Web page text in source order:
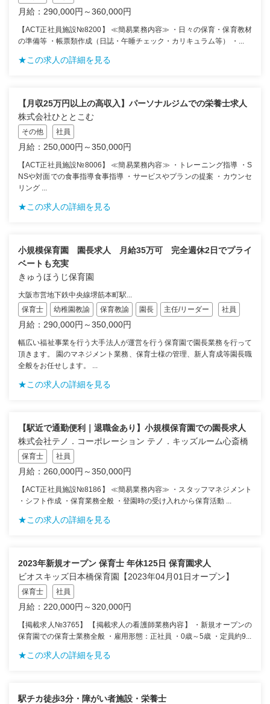
月給：290,000円～360,000円
【ACT正社員施設№8200】 ≪簡易業務内容≫ ・日々の保育・保育教材
の準備等 ・帳票類作成（日誌・午睡チェック・カリキュラム等） ・...
★この求人の詳細を見る
【月収25万円以上の高収入】パーソナルジムでの栄養士求人
株式会社ひととこむ
その他 社員
月給：250,000円～350,000円
【ACT正社員施設№8006】 ≪簡易業務内容≫ ・トレーニング指導 ・S
NSや対面での食事指導食事指導 ・サービスやプランの提案 ・カウンセ
リング ...
★この求人の詳細を見る
小規模保育園 園長求人 月給35万可 完全週休2日でプライ
ベートも充実
きゅうほうじ保育園
大阪市営地下鉄中央線堺筋本町駅...
保育士
幼稚園教諭 保育教諭 園長 主任/リーダー 社員
月給：290,000円～350,000円
幅広い福祉事業を行う大手法人が運営を行う保育園で園長業務を行って
頂きます。 園のマネジメント業務、保育士様の管理、新人育成等園長職
全般をお任せします。 ...
★この求人の詳細を見る
【駅近で通勤便利｜退職金あり】小規模保育園での園長求人
株式会社テノ．コーポレーション テノ．キッズルーム心斎橋
保育士 社員
月給：260,000円～350,000円
【ACT正社員施設№8186】 ≪簡易業務内容≫ ・スタッフマネジメント
・シフト作成 ・保育業務全般 ・登園時の受け入れから保育活動 ...
★この求人の詳細を見る
2023年新規オープン 保育士 年休125日 保育園求人
ビオスキッズ日本橋保育園【2023年04月01日オープン】
保育士 社員
月給：220,000円～320,000円
【掲載求人№3765】 【掲載求人の看護師業務内容】 ・新規オープンの
保育園での保育士業務全般 ・雇用形態：正社員 ・0歳～5歳 ・定員約9...
★この求人の詳細を見る
駅チカ徒歩3分・障がい者施設・栄養士